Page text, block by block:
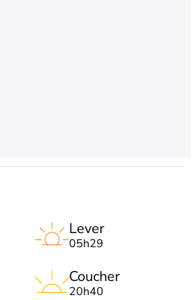
Lever
05h29
Coucher
20h40